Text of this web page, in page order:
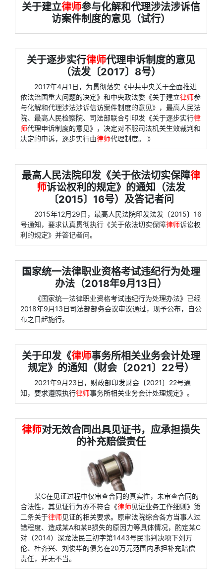
关于建立律师参与化解和代理涉法涉诉信
访案件制度的意见（试行）
关于逐步实行律师代理申诉制度的意见
（法发〔2017〕8号）
2017年4月1日，为贯彻落实《中共中央关于全面推进
依法治国重大问题的决定》和中央政法委《关于建立律师参
与化解和代理涉法涉诉信访案件制度的意见》，最高人民法
院、最高人民检察院、司法部联合引印发《关于逐步实行律
师代理申诉制度的意见》，决定对不服司法机关生效裁判和
决定的申诉，逐步实行由律师代理制度。 》
最高人民法院印发《关于依法切实保障律
师诉讼权利的规定》的通知（法发
〔2015〕16号）及答记者问
2015年12月29日，最高人民法院印发法发〔2015〕16
号通知，要求认真贯彻执行《关于依法切实保障律师诉讼权
利的规定》并答记者问。
国家统一法律职业资格考试违纪行为处理
办法（2018年9月13日）
《国家统一法律职业资格考试违纪行为处理办法》已经
2018年9月13日司法部部务会议审议通过，现予公布，自公
布之日起施行。
关于印发《律师事务所相关业务会计处理
规定》的通知（财会〔2021〕22号）
2021年9月23日，财政部印发财会〔2021〕22号通
知，要求遵照执行律师事务所相关业务会计处理规定》。
律师对无效合同出具见证书，应承担损失
的补充赔偿责任
某C在见证过程中仅审查合同的真实性，未审查合同的
合法性，其见证行为亦不符合《律师见证业务工作细则》第
二条关于律师见证的相关要求。原审法院综合各方当事人过
错程度、造成某A和某B损失的原因力等具体情况，酌定某C
对（2014）深龙法民三初字第1443号民事判决项下刘万
伦、杜齐兴、刘俊华的债务在20万元范围内承担补充赔偿
责任，并无不当。